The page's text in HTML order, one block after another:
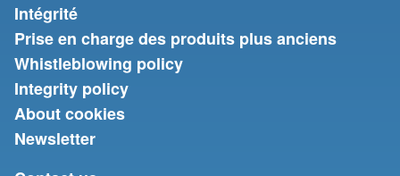
Intégrité
Prise en charge des produits plus anciens
Whistleblowing policy
Integrity policy
About cookies
Newsletter